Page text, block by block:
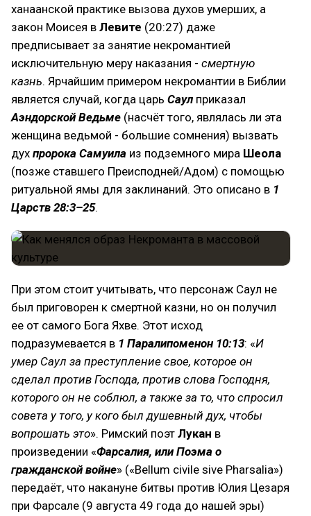
ханаанской практике вызова духов умерших, а
закон Моисея в Левите (20:27) даже
предписывает за занятие некромантией
исключительную меру наказания - смертную
казнь. Ярчайшим примером некромантии в Библии
является случай, когда царь Саул приказал
Аэндорской Ведьме (насчёт того, являлась ли эта
женщина ведьмой - большие сомнения) вызвать
дух пророка Самуила из подземного мира Шеола
(позже ставшего Преисподней/Адом) с помощью
ритуальной ямы для заклинаний. Это описано в 1
Царств 28:3–25.
При этом стоит учитывать, что персонаж Саул не
был приговорен к смертной казни, но он получил
ее от самого Бога Яхве. Этот исход
подразумевается в 1 Паралипоменон 10:13: «И
умер Саул за преступление свое, которое он
сделал против Господа, против слова Господня,
которого он не соблюл, а также за то, что спросил
совета у того, у кого был душевный дух, чтобы
вопрошать это». Римский поэт Лукан в
произведении «Фарсалия, или Поэма о
гражданской войне» («Bellum civile sive Pharsalia»)
передаёт, что накануне битвы против Юлия Цезаря
при Фарсале (9 августа 49 года до нашей эры)